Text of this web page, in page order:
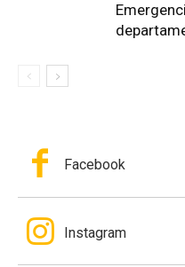
Facebook
Instagram